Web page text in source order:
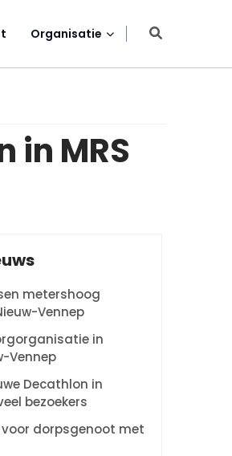
Organisatie
MRS
metershoog
Vennep
in
Vennep
Decathlon in
bezoekers
dorpsgenoot met